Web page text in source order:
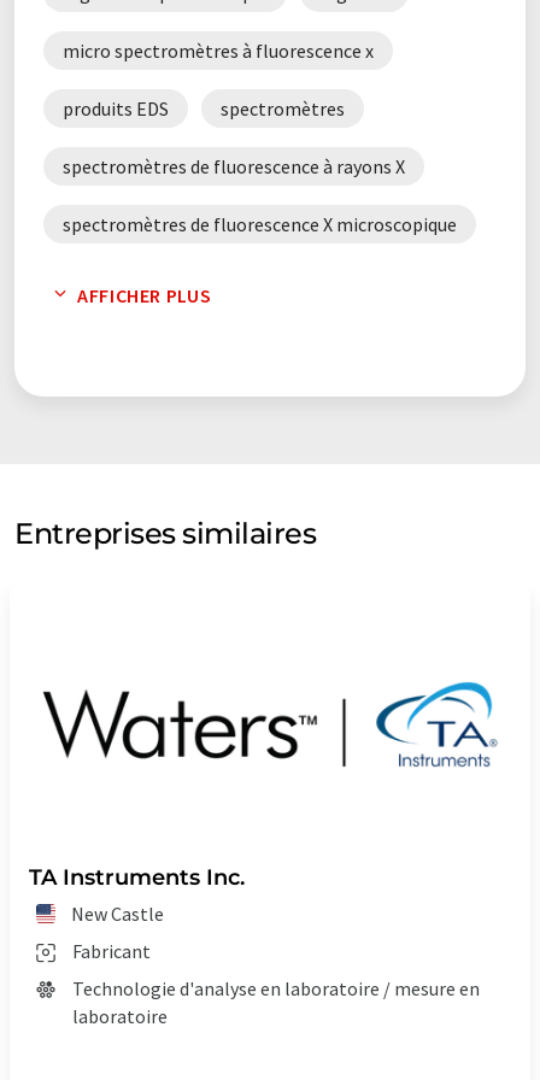
micro spectromètres à fluorescence x
produits EDS spectromètres
spectromètres de fluorescence à rayons X
spectromètres de fluorescence X microscopique
AFFICHER PLUS
Entreprises similaires
TA Instruments Inc.
New Castle
Fabricant
Technologie d'analyse en laboratoire / mesure en
laboratoire